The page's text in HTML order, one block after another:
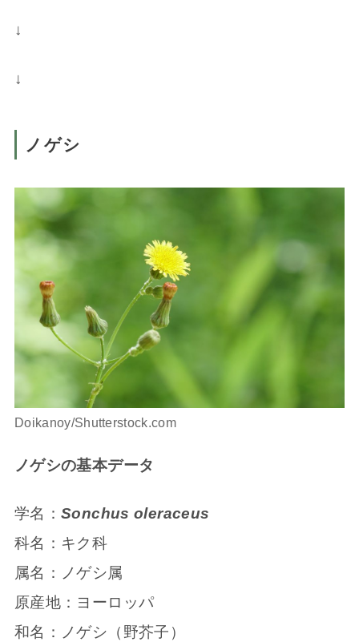
↓
↓
ノゲシ
Doikanoy/Shutterstock.com
ノゲシの基本データ
学名：Sonchus oleraceus
科名：キク科
属名：ノゲシ属
原産地：ヨーロッパ
和名：ノゲシ（野芥子）